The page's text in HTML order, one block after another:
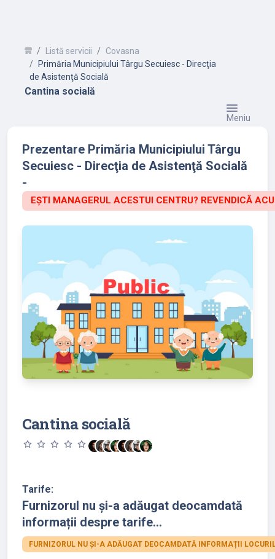
Listă servicii
Covasna
Primăria Municipiului Târgu Secuiesc - Direcţia
de Asistenţă Socială
Cantina socială
Meniu
Prezentare Primăria Municipiului Târgu
Secuiesc - Direcţia de Asistenţă Socială
-
EȘTI MANAGERUL ACESTUI CENTRU? REVENDICĂ
Cantina socială
star_outline star_outline star_outline star_outline star_outline
Tarife:
Furnizorul nu și-a adăugat deocamdată
informații despre tarife...
FURNIZORUL NU ȘI-A ADĂUGAT DEOCAMDATĂ INFORMAȚII